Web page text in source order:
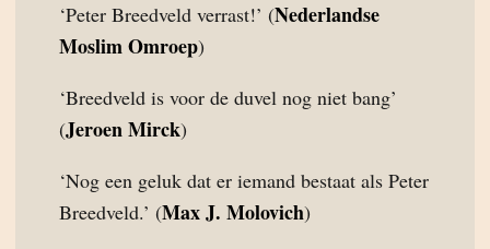
‘Peter Breedveld verrast!’ (Nederlandse
Moslim Omroep)
‘Breedveld is voor de duvel nog niet bang’
(Jeroen Mirck)
‘Nog een geluk dat er iemand bestaat als Peter
Breedveld.’ (Max J. Molovich)